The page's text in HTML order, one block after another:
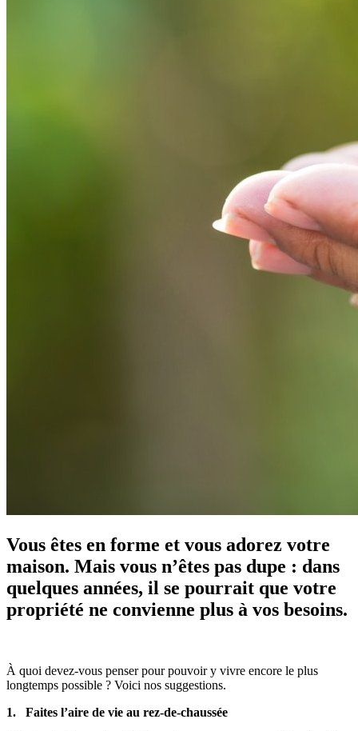
Vous êtes en forme et vous adorez votre
maison. Mais vous n’êtes pas dupe : dans
quelques années, il se pourrait que votre
propriété ne convienne plus à vos besoins.
À quoi devez-vous penser pour pouvoir y vivre encore le plus
longtemps possible ? Voici nos suggestions.
1. Faites l’aire de vie au rez-de-chaussée